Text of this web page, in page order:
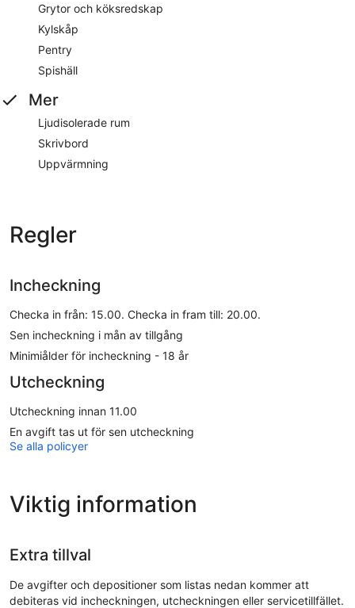
Grytor och köksredskap
Kylskåp
Pentry
Spishäll
Mer
Ljudisolerade rum
Skrivbord
Uppvärmning
Regler
Incheckning
Checka in från: 15.00. Checka in fram till: 20.00.
Sen incheckning i mån av tillgång
Minimiålder för incheckning - 18 år
Utcheckning
Utcheckning innan 11.00
En avgift tas ut för sen utcheckning
Se alla policyer
Viktig information
Extra tillval
De avgifter och depositioner som listas nedan kommer att
debiteras vid incheckningen, utcheckningen eller servicetillfället.